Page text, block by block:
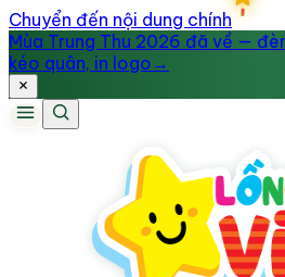
Chuyển đến nội dung chính
Mùa Trung Thu 2026 đã về —
kéo quân, in logo →